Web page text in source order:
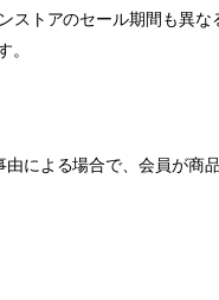
トアのセール期間も異
による場合で、会員が商